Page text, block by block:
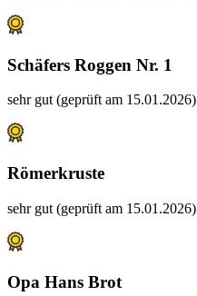
Schäfers Roggen Nr. 1
sehr gut (geprüft am 15.01.2026)
Römerkruste
sehr gut (geprüft am 15.01.2026)
Opa Hans Brot